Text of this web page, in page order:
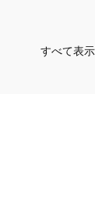
すべて表示